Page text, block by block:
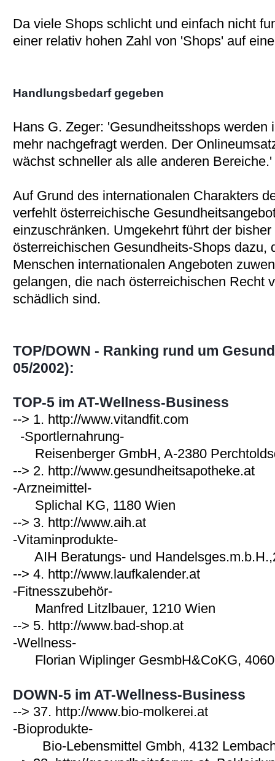
Da viele Shops schlicht und einfach nicht
einer relativ hohen Zahl von 'Shops' auf
Handlungsbedarf gegeben
Hans G. Zeger: 'Gesundheitsshops werden
mehr nachgefragt werden. Der
wächst schneller als alle anderen Bereiche.'
Auf Grund des internationalen Charakters
verfehlt österreichische
einzuschränken. Umgekehrt führt der
österreichischen Gesundheits-Shops dazu,
Menschen internationalen Angeboten
gelangen, die nach österreichischen Recht
schädlich sind.
TOP/DOWN - Ranking rund um
05/2002):
TOP-5 im AT-Wellness-Business
--> 1. http://www.vitandfit.com
-Sportlernahrung-
Reisenberger GmbH, A-2380
--> 2. http://www.gesundheitsapotheke.at
-Arzneimittel-
Splichal KG, 1180 Wien
--> 3. http://www.aih.at
-Vitaminprodukte-
AIH Beratungs- und
--> 4. http://www.laufkalender.at
-Fitnesszubehör-
Manfred Litzlbauer, 1210 Wien
--> 5. http://www.bad-shop.at
-Wellness-
Florian Wiplinger GesmbH&CoKG, 4060
DOWN-5 im AT-Wellness-Business
--> 37. http://www.bio-molkerei.at
-Bioprodukte-
Bio-Lebensmittel Gmbh, 4132